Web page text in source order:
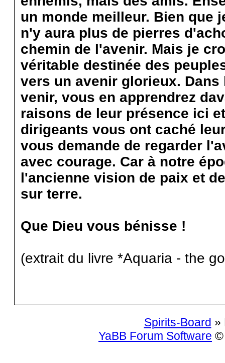
un monde meilleur. Bien que
n'y aura plus de pierres
chemin de l'avenir. Mais je
véritable destinée des
vers un avenir glorieux.
venir, vous en apprendrez
raisons de leur présence ici
dirigeants vous ont caché
vous demande de regarder
avec courage. Car à notre
l'ancienne vision de paix et
sur terre.
Que Dieu vous bénisse !
(extrait du livre *Aquaria - the
Spirits-Board »
YaBB Forum Software ©